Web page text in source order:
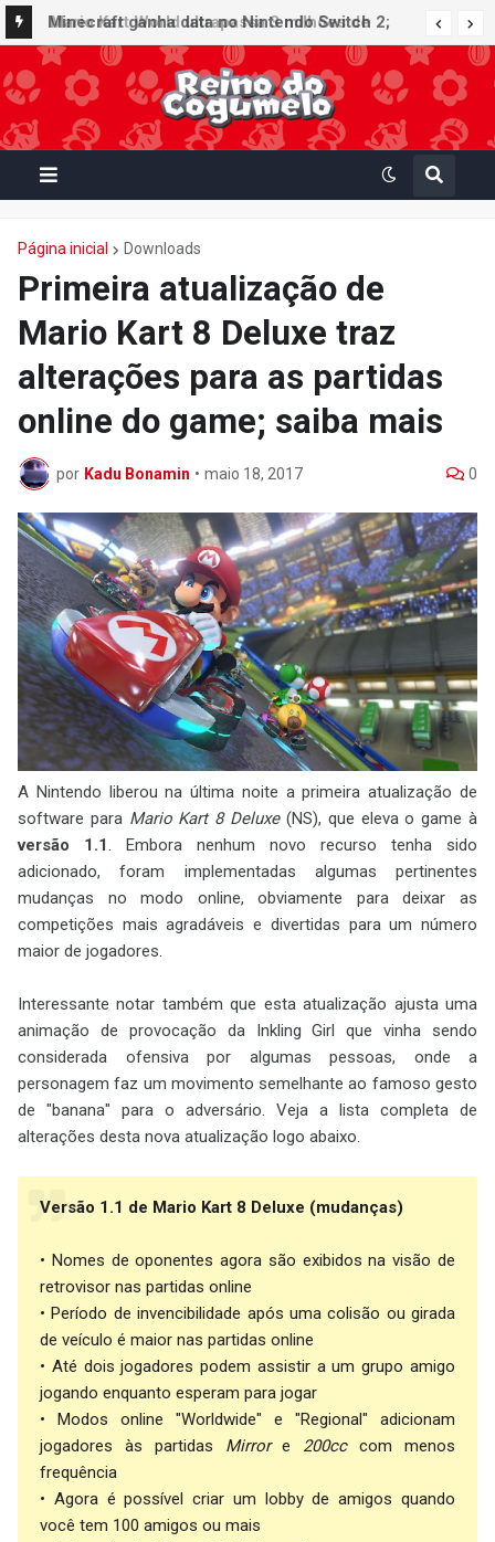
Minecraft ganha data no Nintendo Switch 2;
Super Mario Mash-Up receberá atualização
gráfica exclusiva
Página inicial Downloads
Primeira atualização de
Mario Kart 8 Deluxe traz
alterações para as partidas
online do game; saiba mais
por Kadu Bonamin • maio 18, 2017 0
A Nintendo liberou na última noite a primeira atualização de
software para Mario Kart 8 Deluxe(NS), que eleva o game à
versão 1.1. Embora nenhum novo recurso tenha sido
adicionado, foram implementadas algumas pertinentes
mudanças no modo online, obviamente para deixar as
competições mais agradáveis e divertidas para um número
maior de jogadores.
Interessante notar também que esta atualização ajusta uma
animação de provocação da Inkling Girl que vinha sendo
considerada ofensiva por algumas pessoas, onde a
personagem faz um movimento semelhante ao famoso gesto
de "banana" para o adversário. Veja a lista completa de
alterações desta nova atualização logo abaixo.
Versão 1.1 de Mario Kart 8 Deluxe (mudanças)
• Nomes de oponentes agora são exibidos na visão de
retrovisor nas partidas online
• Período de invencibilidade após uma colisão ou girada
de veículo é maior nas partidas online
• Até dois jogadores podem assistir a um grupo amigo
jogando enquanto esperam para jogar
• Modos online "Worldwide" e "Regional" adicionam
jogadores às partidas Mirrore 200cccom menos
frequência
• Agora é possível criar um lobby de amigos quando
você tem 100 amigos ou mais